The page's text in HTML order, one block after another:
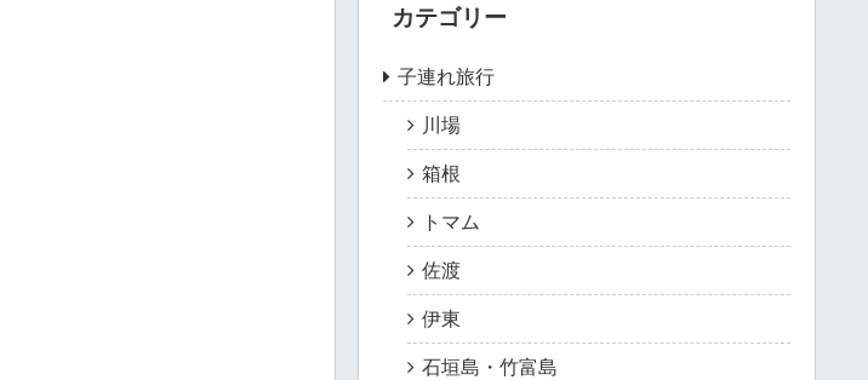
カテゴリー
子連れ旅行
川場
箱根
トマム
佐渡
伊東
石垣島・竹富島